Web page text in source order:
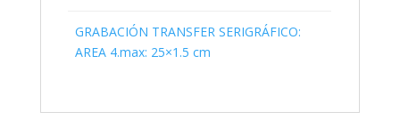
GRABACIÓN TRANSFER SERIGRÁFICO:
AREA 4.max: 25×1.5 cm